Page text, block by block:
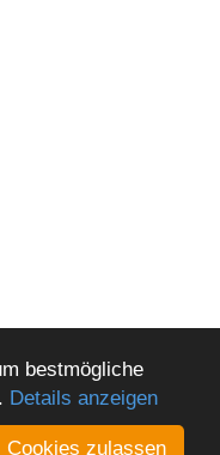
bestmögliche
Details anzeigen
Cookies zulassen